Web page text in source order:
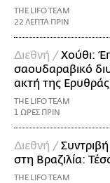
THE LIFO TEAM
22 ΛΕΠΤΑ ΠΡΙΝ
Διεθνή /Χούθι:
σαουδαραβικό
ακτή της
THE LIFO TEAM
1 ΩΡΕΣ ΠΡΙΝ
Διεθνή /
στη Βραζιλία:
THE LIFO TEAM